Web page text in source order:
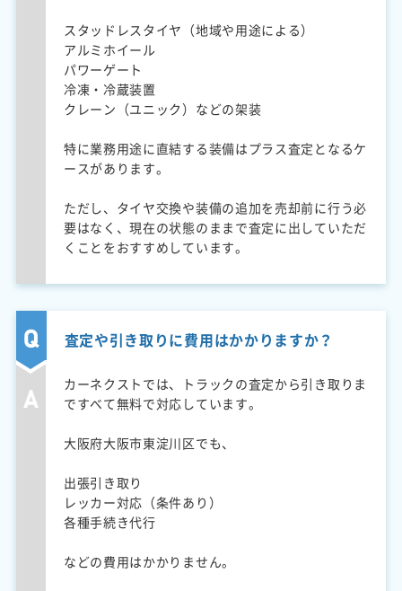
スタッドレスタイヤ（地域や用途による）
アルミホイール
パワーゲート
冷凍・冷蔵装置
クレーン（ユニック）などの架装
特に業務用途に直結する装備はプラス査定となるケ
ースがあります。
ただし、タイヤ交換や装備の追加を売却前に行う必
要はなく、現在の状態のままで査定に出していただ
くことをおすすめしています。
査定や引き取りに費用はかかりますか？
カーネクストでは、トラックの査定から引き取りま
ですべて無料で対応しています。
大阪府大阪市東淀川区でも、
出張引き取り
レッカー対応（条件あり）
各種手続き代行
などの費用はかかりません。